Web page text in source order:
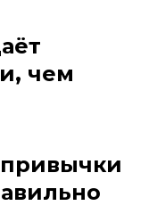
чем
привычки